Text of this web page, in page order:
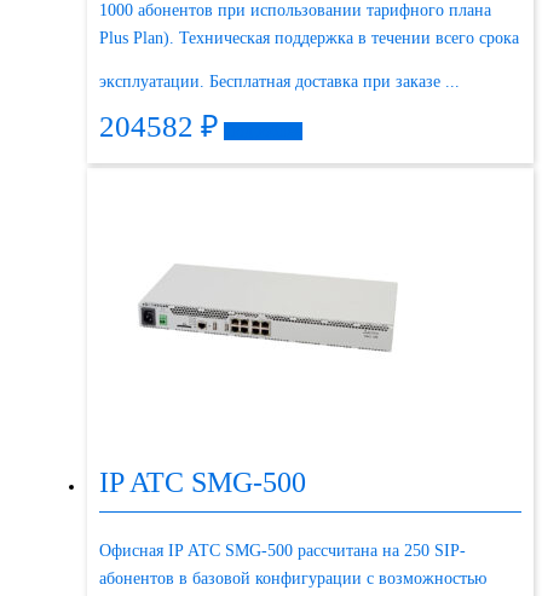
1000 абонентов при использовании тарифного плана
Plus Plan). Техническая поддержка в течении всего срока
эксплуатации. Бесплатная доставка при заказе ...
204582 ₽
IP ATC SMG-500
Офисная IP АТС SMG-500 рассчитана на 250 SIP-
абонентов в базовой конфигурации с возможностью